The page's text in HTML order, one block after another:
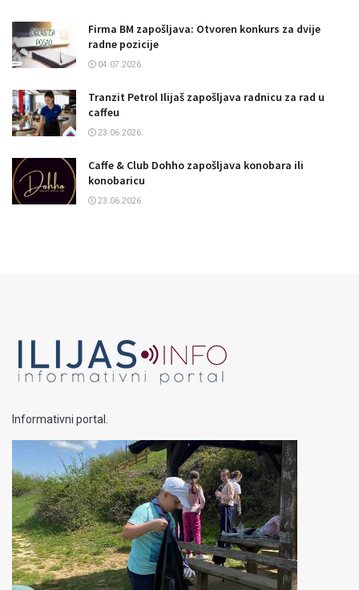
Firma BM zapošljava: Otvoren konkurs za dvije
radne pozicije
04.07.2026.
Tranzit Petrol Ilijaš zapošljava radnicu za rad u
caffeu
23.06.2026.
Caffe & Club Dohho zapošljava konobara ili
konobaricu
23.06.2026.
Informativni portal.